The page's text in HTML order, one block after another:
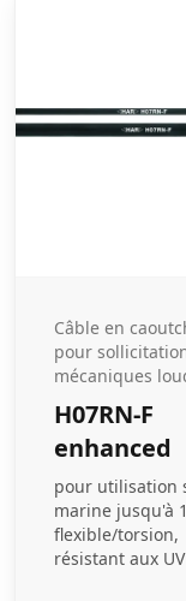
Câble en
pour
mécaniques
H07RN-F
enhanced
pour utilisation
marine jusqu'à
flexible/torsion,
résistant aux UV